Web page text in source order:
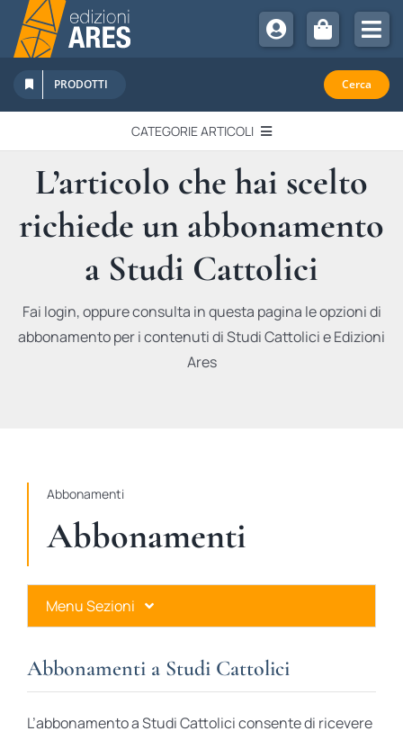
Salta
contenuto
Chi Siamo
Sostienici
Abbonamenti
Promozioni
Newsletter
PRODOTTI Cerca
CATEGORIE ARTICOLI
EDITORIALI
IN QUESTO NUMERO
RECENSIONI
L’articolo che hai scelto
richiede un abbonamento
a Studi Cattolici
Fai login, oppure consulta in questa pagina le opzioni di
abbonamento per i contenuti di Studi Cattolici e Edizioni
Ares
Abbonamenti
Abbonamenti
Menu Sezioni
Ares Gold
Abbonamenti a Studi Cattolici
L’abbonamento a Studi Cattolici consente di ricevere